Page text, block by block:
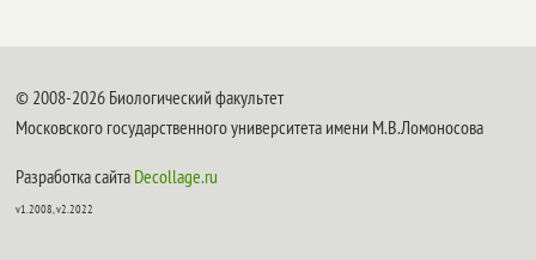
© 2008-2026 Биологический факультет
Московского государственного университета имени М.В.Ломоносова
Разработка сайта Decollage.ru
v1.2008, v2.2022